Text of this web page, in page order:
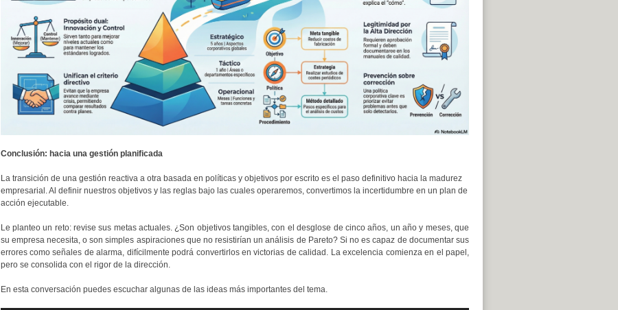
Conclusión: hacia una gestión planificada
La transición de una gestión reactiva a otra basada en políticas y objetivos por escrito es el paso definitivo hacia la madurez
empresarial. Al definir nuestros objetivos y las reglas bajo las cuales operaremos, convertimos la incertidumbre en un plan de
acción ejecutable.
Le planteo un reto: revise sus metas actuales. ¿Son objetivos tangibles, con el desglose de cinco años, un año y meses, que
su empresa necesita, o son simples aspiraciones que no resistirían un análisis de Pareto? Si no es capaz de documentar sus
errores como señales de alarma, difícilmente podrá convertirlos en victorias de calidad. La excelencia comienza en el papel,
pero se consolida con el rigor de la dirección.
En esta conversación puedes escuchar algunas de las ideas más importantes del tema.